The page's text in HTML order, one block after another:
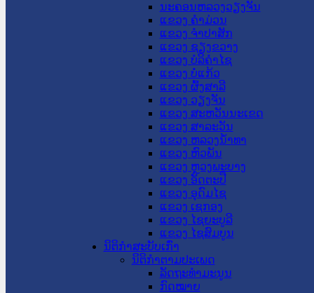
ນະ​ຄອນ​ຫລວງວຽງຈັນ
ແຂວງ ຄໍາມ່ວນ
ແຂວງ ຈໍາປາສັກ
ແຂວງ ຊຽງຂວາງ
ແຂວງ ບໍລິຄໍາໄຊ
ແຂວງ ບໍ່ແກ້ວ
ແຂວງ ຜົ້ງສາລີ
ແຂວງ ວຽງຈັນ
ແຂວງ ສະຫວັນນະເຂດ
ແຂວງ ສາລະວັນ
ແຂວງ ຫລວງນໍ້າທາ
ແຂວງ ຫົວພັນ
ແຂວງ ຫຼວງພະບາງ
ແຂວງ ອັດຕະປື
ແຂວງ ອຸດົມໄຊ
ແຂວງ ເຊກອງ
ແຂວງ ໄຊຍະບູລີ
ແຂວງ ໄຊສົມບູນ
ນິຕິກໍາສະບັບເກົ່າ
ນິຕິກຳຕາມປະເພດ
ລັດຖະທໍາມະນູນ
ກົດໝາຍ